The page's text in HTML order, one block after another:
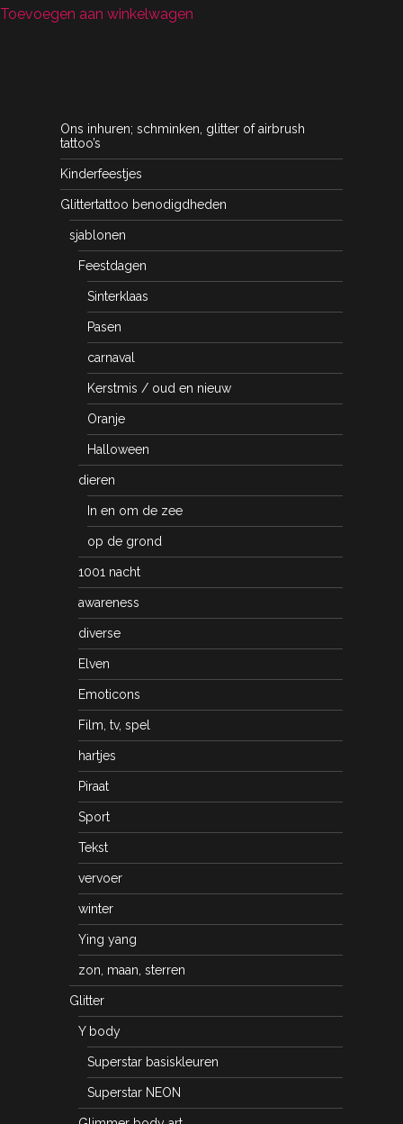
Toevoegen aan winkelwagen
Ons inhuren; schminken, glitter of airbrush
tattoo’s
Kinderfeestjes
Glittertattoo benodigdheden
sjablonen
Feestdagen
Sinterklaas
Pasen
carnaval
Kerstmis / oud en nieuw
Oranje
Halloween
dieren
In en om de zee
op de grond
1001 nacht
awareness
diverse
Elven
Emoticons
Film, tv, spel
hartjes
Piraat
Sport
Tekst
vervoer
winter
Ying yang
zon, maan, sterren
Glitter
Y body
Superstar basiskleuren
Superstar NEON